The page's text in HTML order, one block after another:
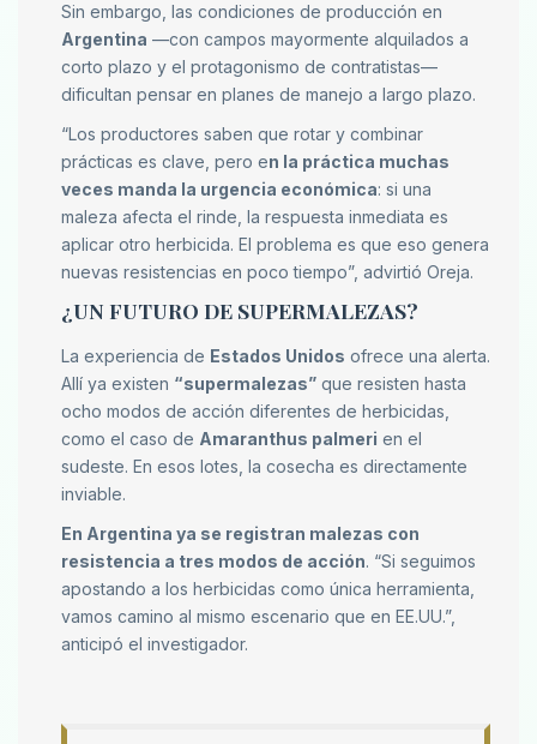
Sin embargo, las condiciones de producción en
Argentina —con campos mayormente alquilados a
corto plazo y el protagonismo de contratistas—
dificultan pensar en planes de manejo a largo plazo.
“Los productores saben que rotar y combinar
prácticas es clave, pero en la práctica muchas
veces manda la urgencia económica: si una
maleza afecta el rinde, la respuesta inmediata es
aplicar otro herbicida. El problema es que eso genera
nuevas resistencias en poco tiempo”, advirtió Oreja.
¿UN FUTURO DE SUPERMALEZAS?
La experiencia de Estados Unidos ofrece una alerta.
Allí ya existen “supermalezas” que resisten hasta
ocho modos de acción diferentes de herbicidas,
como el caso de Amaranthus palmeri en el
sudeste. En esos lotes, la cosecha es directamente
inviable.
En Argentina ya se registran malezas con
resistencia a tres modos de acción. “Si seguimos
apostando a los herbicidas como única herramienta,
vamos camino al mismo escenario que en EE.UU.”,
anticipó el investigador.